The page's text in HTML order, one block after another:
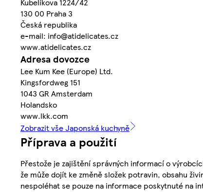
Kubelíkova 1224/42
130 00 Praha 3
Česká republika
e-mail: info@atidelicates.cz
www.atidelicates.cz
Adresa dovozce
Lee Kum Kee (Europe) Ltd.
Kingsfordweg 151
1043 GR Amsterdam
Holandsko
www.lkk.com
Zobrazit vše Japonská kuchyně
Příprava a použití
Přestože je zajištění správných informací o
že může dojít ke změně složek potravin, obsahu
nespoléhat se pouze na informace poskytnuté na